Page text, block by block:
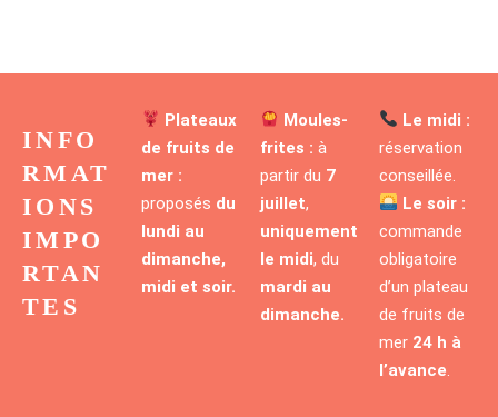
INFO
RMAT
IONS
IMPO
RTAN
TES
Plateaux
de fruits de
mer :
proposés du
lundi au
dimanche,
midi et soir.
Moules-
frites : à
partir du 7
juillet,
uniquement
le midi, du
mardi au
dimanche.
Le midi :
réservation
conseillée.
Le soir :
commande
obligatoire
d’un plateau
de fruits de
mer 24 h à
l’avance.